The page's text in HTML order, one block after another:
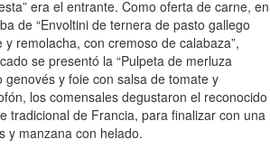
era el entrante. Como oferta de carne, en
de “Envoltini de ternera de pasto gallego
remolacha, con cremoso de calabaza”,
se presentó la “Pulpeta de merluza
y foie con salsa de tomate y
los comensales degustaron el reconocido
tradicional de Francia, para finalizar con una
y manzana con helado.